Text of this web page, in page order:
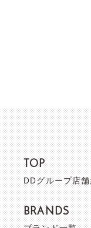
TOP
DDグループ店
BRANDS